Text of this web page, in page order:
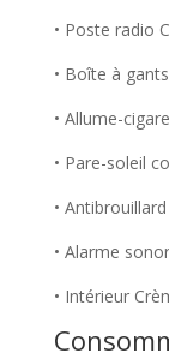
• Poste radio
• Boîte à gants
• Allume-cigare
• Pare-soleil
•
• Alarme
• Intérieur